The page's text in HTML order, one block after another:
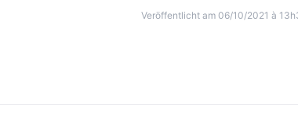
Veröffentlicht am 06/10/2021 à